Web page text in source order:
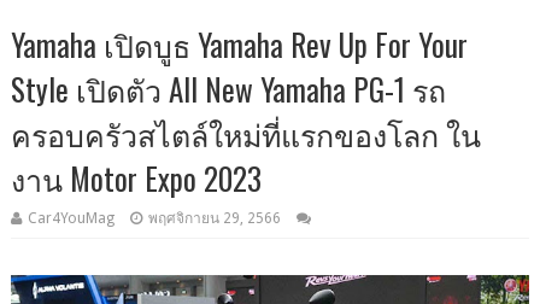
Yamaha เปิดบูธ Yamaha Rev Up For Your
Style เปิดตัว All New Yamaha PG-1 รถ
ครอบครัวสไตล์ใหม่ที่แรกของโลก ใน
งาน Motor Expo 2023
Car4YouMag พฤศจิกายน 29, 2566